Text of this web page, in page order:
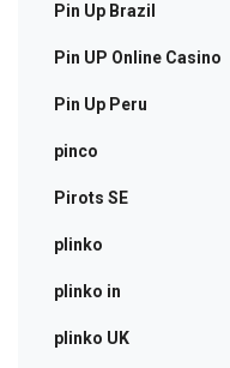
Pin Up Brazil
Pin UP Online Casino
Pin Up Peru
pinco
Pirots SE
plinko
plinko in
plinko UK